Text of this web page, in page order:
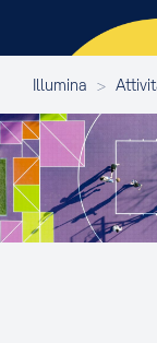
Illumina >